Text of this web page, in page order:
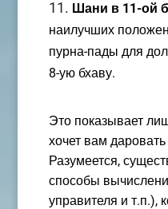
Шани в 11-ой
наилучших
пурна-пады для
8-ую бхаву.
Это показывает
хочет вам
Разумеется,
способы
управителя и т.п.),